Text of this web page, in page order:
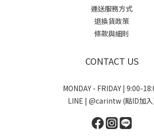
運送服務方式
退換貨政策
條款與細則
CONTACT US
MONDAY - FRIDAY | 9:00-
LINE | @carintw (點ID加